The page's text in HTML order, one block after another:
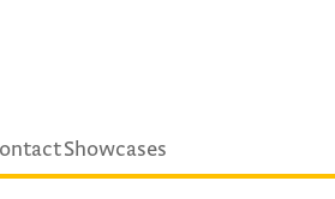
Showcases